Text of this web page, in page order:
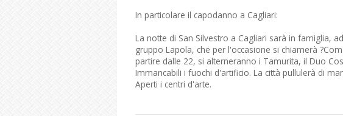
In particolare il capodanno a Cagliari:
La notte di San Silvestro a Cagliari sarà in famiglia,
gruppo Lapola, che per l'occasione si chiamerà
partire dalle 22, si alterneranno i Tamurita, il Duo
Immancabili i fuochi d'artificio. La città pullulerà di
Aperti i centri d'arte.